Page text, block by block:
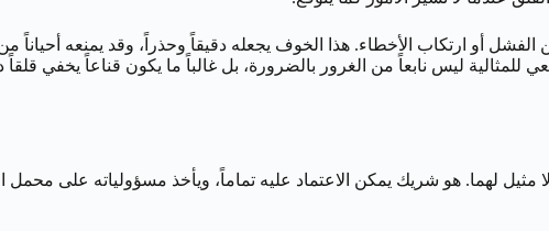
أو ارتكاب الأخطاء. هذا الخوف يجعله دقيقاً وحذراً، وقد يمنعه أحياناً
للمثالية ليس نابعاً من الغرور بالضرورة، بل غالباً ما يكون قناعاً يخفي قلقاً
لا مثيل لهما. هو شريك يمكن الاعتماد عليه تماماً، ويأخذ مسؤولياته على